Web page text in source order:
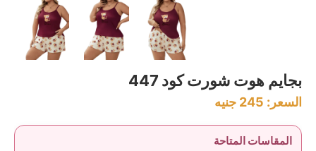
بجايم هوت شورت كود 447
السعر: 245 جنيه
المقاسات المتاحة